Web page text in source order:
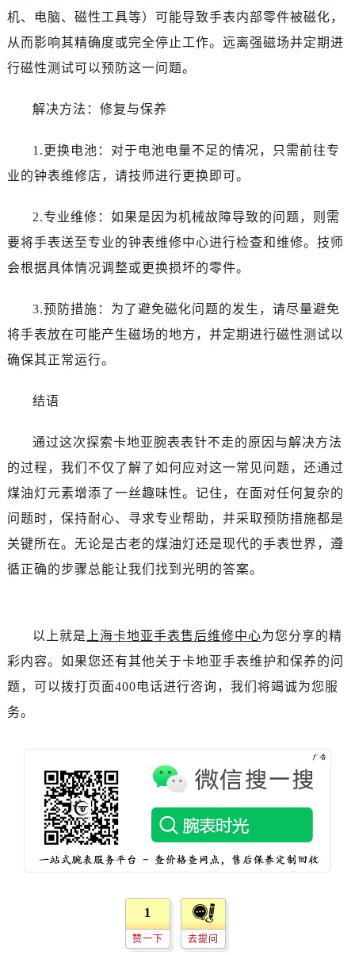
机、电脑、磁性工具等）可能导致手表内部零件被磁化，
从而影响其精确度或完全停止工作。远离强磁场并定期进
行磁性测试可以预防这一问题。
解决方法：修复与保养
1.更换电池：对于电池电量不足的情况，只需前往专
业的钟表维修店，请技师进行更换即可。
2.专业维修：如果是因为机械故障导致的问题，则需
要将手表送至专业的钟表维修中心进行检查和维修。技师
会根据具体情况调整或更换损坏的零件。
3.预防措施：为了避免磁化问题的发生，请尽量避免
将手表放在可能产生磁场的地方，并定期进行磁性测试以
确保其正常运行。
结语
通过这次探索卡地亚腕表表针不走的原因与解决方法
的过程，我们不仅了解了如何应对这一常见问题，还通过
煤油灯元素增添了一丝趣味性。记住，在面对任何复杂的
问题时，保持耐心、寻求专业帮助，并采取预防措施都是
关键所在。无论是古老的煤油灯还是现代的手表世界，遵
循正确的步骤总能让我们找到光明的答案。
以上就是 上海卡地亚手表售后维修中心为您分享的精
彩内容。如果您还有其他关于卡地亚手表维护和保养的问
题，可以拨打页面400电话进行咨询，我们将竭诚为您服
务。
1
赞一下 去提问